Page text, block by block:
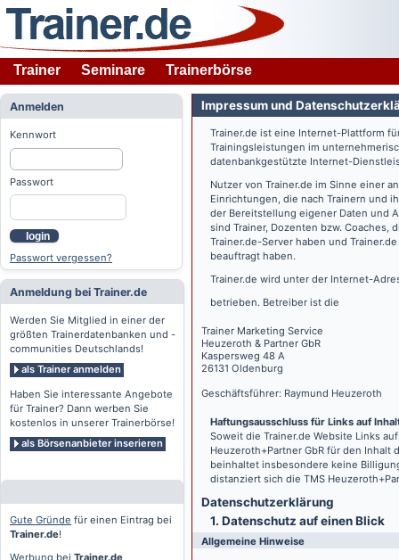
Trainer Seminare Trainerbörse
Anmelden
Kennwort
Passwort
login
Passwort vergessen?
Anmeldung bei Trainer.de
Werden Sie Mitglied in einer der
größten Trainerdatenbanken und -
communities Deutschlands!
als Trainer anmelden
Haben Sie interessante Angebote
für Trainer? Dann werben Sie
kostenlos in unserer Trainerbörse!
als Börsenanbieter inserieren
Gute Gründe für einen Eintrag bei
Trainer.de!
Werbung bei Trainer.de
Impressum und
Trainer.de ist eine Internet-Plattform
Trainingsleistungen im
datenbankgestützte Internet-
Nutzer von Trainer.de im Sinne einer
Einrichtungen, die nach Trainern und
der Bereitstellung eigener Daten und
sind Trainer, Dozenten bzw.
Trainer.de-Server haben und Trainer.de
beauftragt haben.
Trainer.de wird unter der Internet-
betrieben. Betreiber ist die
Trainer Marketing Service
Heuzeroth & Partner GbR
Kaspersweg 48 A
26131 Oldenburg
Geschäftsführer: Raymund Heuzeroth
Haftungsausschluss für Links auf
Soweit die Trainer.de Website Links
Heuzeroth+Partner GbR für den Inhalt
beinhaltet insbesondere keine
distanziert sich die TMS
Datenschutz­erklärung
1. Datenschutz auf einen Blick
Allgemeine Hinweise